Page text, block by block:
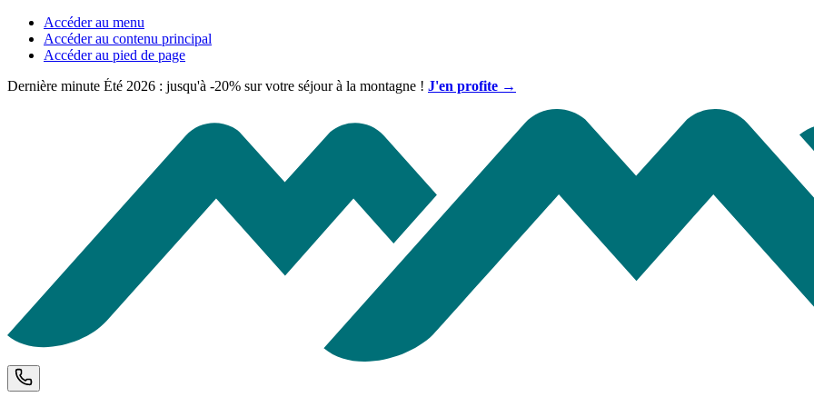
Accéder au menu
Accéder au contenu principal
Accéder au pied de page
Dernière minute Été 2026 : jusqu'à -20% sur votre séjour à la montagne ! J'en profite →
Téléphone et horaires d'ouverture